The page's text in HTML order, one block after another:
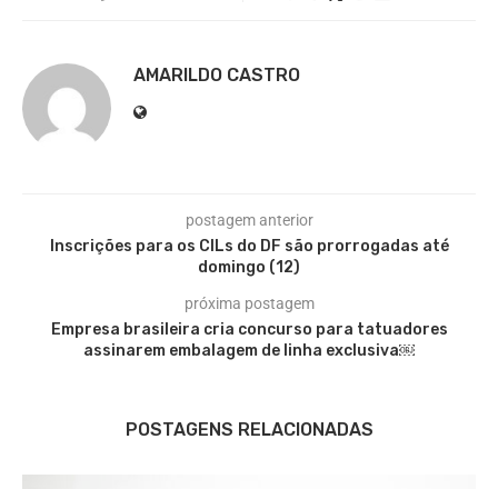
AMARILDO CASTRO
postagem anterior
Inscrições para os CILs do DF são prorrogadas até
domingo (12)
próxima postagem
Empresa brasileira cria concurso para tatuadores
assinarem embalagem de linha exclusiva￼
POSTAGENS RELACIONADAS